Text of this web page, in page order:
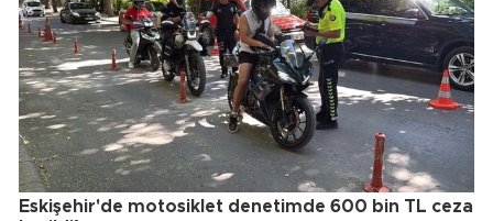
Eskişehir'de motosiklet denetimde 600 bin TL ceza